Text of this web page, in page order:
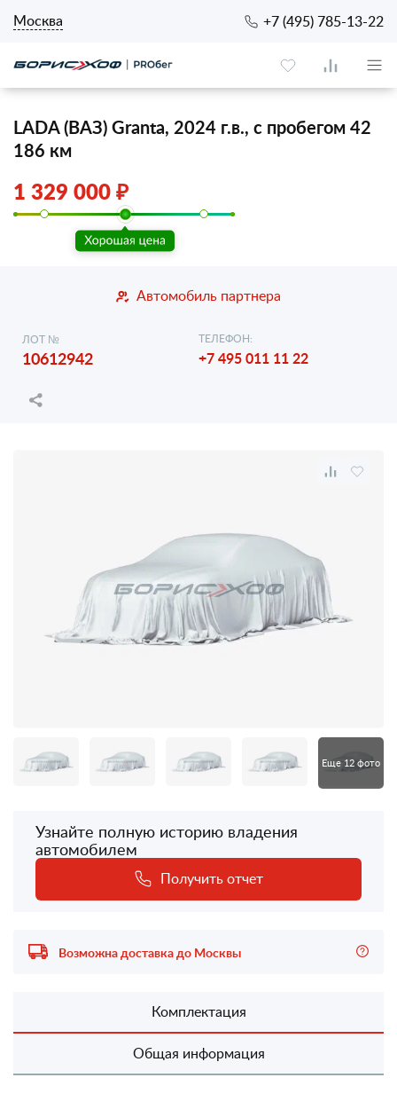
Москва +7 (495) 785-13-22
LADA (ВАЗ) Granta, 2024 г.в., с пробегом 42
186 км
1 329 000 ₽
Автомобиль партнера
ЛОТ №
10612942
ТЕЛЕФОН:
+7 495 011 11 22
Еще 12 фото
Узнайте полную историю владения
автомобилем
Получить отчет
Возможна доставка до Москвы
Комплектация
Общая информация